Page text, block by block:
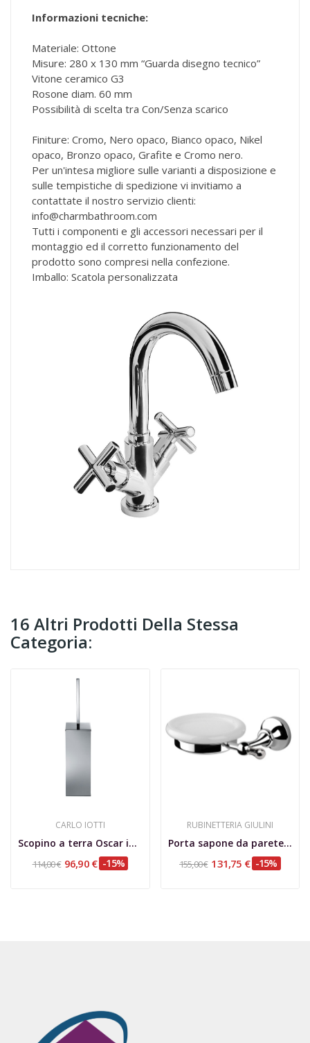
Informazioni tecniche:
Materiale: Ottone
Misure: 280 x 130 mm “Guarda disegno tecnico”
Vitone ceramico G3
Rosone diam. 60 mm
Possibilità di scelta tra Con/Senza scarico
Finiture: Cromo, Nero opaco, Bianco opaco, Nikel
opaco, Bronzo opaco, Grafite e Cromo nero.
Per un'intesa migliore sulle varianti a disposizione e
sulle tempistiche di spedizione vi invitiamo a
contattate il nostro servizio clienti:
info@charmbathroom.com
Tutti i componenti e gli accessori necessari per il
montaggio ed il corretto funzionamento del
prodotto sono compresi nella confezione.
Imballo: Scatola personalizzata
16 Altri Prodotti Della Stessa
Categoria:
CARLO IOTTI
Scopino a terra Oscar in ottone cromato con...
114,00 € 96,90 € -15%
RUBINETTERIA GIULINI
Porta sapone da parete, Ibisco
155,00 € 131,75 € -15%